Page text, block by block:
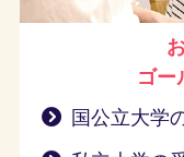
ゴー
国公立大学